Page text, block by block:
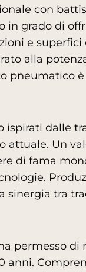
con
in grado di
e
alla
pneumatico
ispirati dalle
Un
di fama
sinergia tra
permesso
anni.